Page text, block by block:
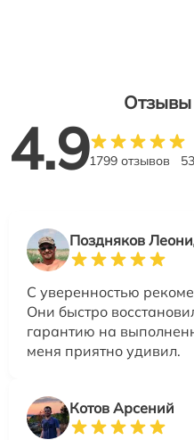
Отзывы
4.91799 отзывов
Поздняков
С уверенностью
Они быстро
гарантию на
меня приятно удивил.
Котов Арсений